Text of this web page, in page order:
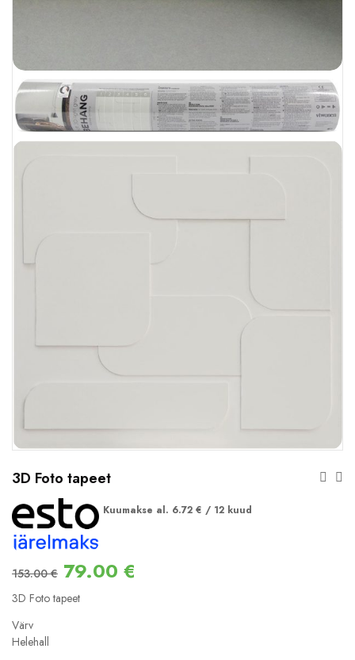
3D Foto tapeet
Kuumakse al. 6.72 € / 12 kuud
153.00€ 79.00 €
3D Foto tapeet
Värv
Helehall